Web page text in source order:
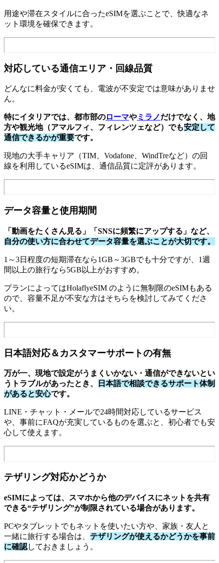
用途や滞在スタイルに合ったeSIMを選ぶことで、快適なネ
ット環境を確保できます。
対応している通信エリア・回線品質
どんなに料金が安くても、電波が不安定では意味がありませ
ん。
特にイタリアでは、都市部のローマやミラノだけでなく、地
方や観光地（アマルフィ、フィレンツェなど）でも安定して
通信できるかが重要です。
現地の大手キャリア（TIM、Vodafone、WindTreなど）の回
線を利用しているeSIMは、通信品質に定評があります。
データ容量と使用期間
「動画をたくさん見る」「SNSに頻繁にアップする」など、
自分の使い方に合わせてデータ容量を選ぶことが大切です。
1～3日程度の短期滞在なら1GB～3GBでも十分ですが、1週
間以上の旅行なら5GB以上がおすすめ。
プランによってはHolaflyeSIM のように無制限のeSIMもある
ので、容量不足が不安な方はそちらを検討してみてくださ
い。
日本語対応＆カスタマーサポートの有無
万が一、現地で設定がうまくいかない・通信ができないとい
うトラブルがあったとき、
日本語で相談できるサポート体制
があると安心です。
LINE・チャット・メールで24時間対応しているサービス
や、事前にFAQが充実しているものを選ぶと、初心者でも安
心して使えます。
テザリング対応かどうか
eSIMによっては、スマホから他のデバイスにネットを共有
できる“テザリング”が制限されている場合があります。
PCやタブレットでもネットを使いたい方や、家族・友人と
一緒に旅行する場合は、 テザリングが使えるかどうかを事前
に確認しておきましょう。